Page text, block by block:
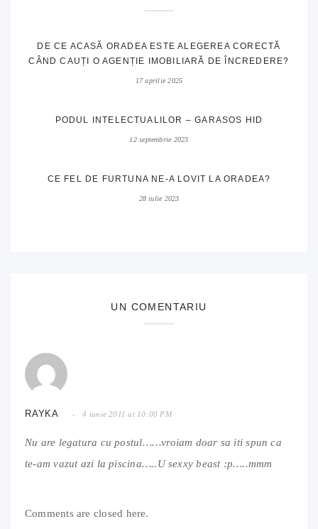
DE CE ACASĂ ORADEA ESTE ALEGEREA CORECTĂ
CÂND CAUȚI O AGENȚIE IMOBILIARĂ DE ÎNCREDERE?
17 aprilie 2025
PODUL INTELECTUALILOR – GARASOS HID
12 septembrie 2023
CE FEL DE FURTUNA NE-A LOVIT LA ORADEA?
28 iulie 2023
UN COMENTARIU
RAYKA 4 iunie 2011 at 10:00 PM
Nu are legatura cu postul……vroiam doar sa iti spun ca
te-am vazut azi la piscina…..U sexxy beast :p…..mmm
Comments are closed here.